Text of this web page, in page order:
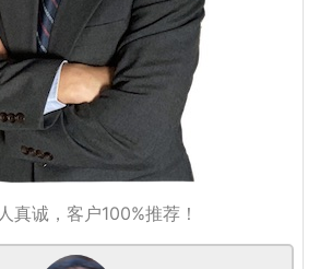
真诚，客户100%推荐！